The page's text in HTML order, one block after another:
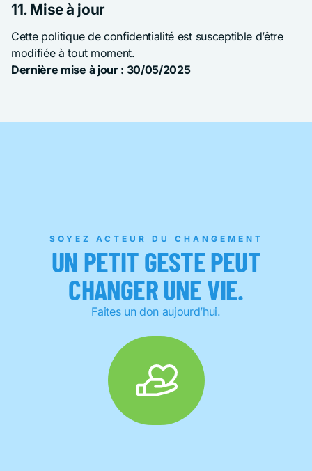
11. Mise à jour
Cette politique de confidentialité est susceptible d’être
modifiée à tout moment.
Dernière mise à jour : 30/05/2025
SOYEZ ACTEUR DU CHANGEMENT
UN PETIT GESTE PEUT
CHANGER UNE VIE.
Faites un don aujourd’hui.